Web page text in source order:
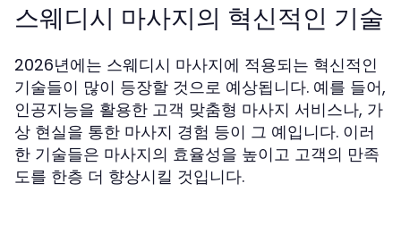
스웨디시 마사지의 혁신적인 기술
2026년에는 스웨디시 마사지에 적용되는 혁신적인
기술들이 많이 등장할 것으로 예상됩니다. 예를 들어,
인공지능을 활용한 고객 맞춤형 마사지 서비스나, 가
상 현실을 통한 마사지 경험 등이 그 예입니다. 이러
한 기술들은 마사지의 효율성을 높이고 고객의 만족
도를 한층 더 향상시킬 것입니다.